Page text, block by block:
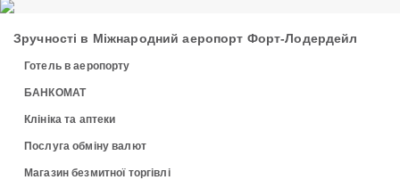
Зручності в Міжнародний аеропорт Форт-Лодердейл
Готель в аеропорту
БАНКОМАТ
Клініка та аптеки
Послуга обміну валют
Магазин безмитної торгівлі